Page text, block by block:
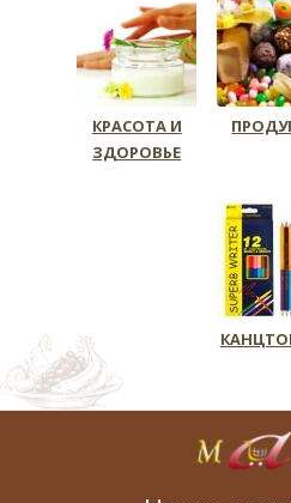
КРАСОТА И
ЗДОРОВЬЕ